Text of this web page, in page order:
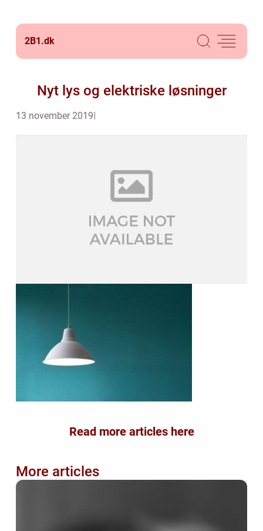
2B1.dk
Nyt lys og elektriske løsninger
13 november 2019
Read more articles here
More articles